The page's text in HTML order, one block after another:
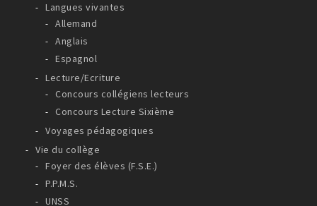
Langues vivantes
Allemand
Anglais
Espagnol
Lecture/Ecriture
Concours collégiens lecteurs
Concours Lecture Sixième
Voyages pédagogiques
Vie du collège
Foyer des élèves (F.S.E.)
P.P.M.S.
UNSS